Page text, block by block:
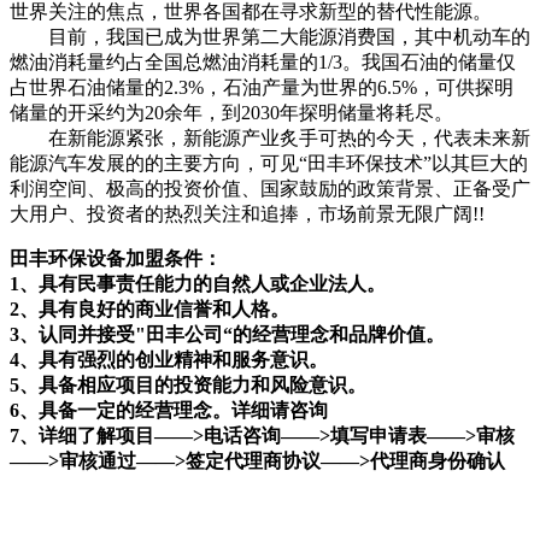
世界关注的焦点，世界各国都在寻求新型的替代性能源。
目前，我国已成为世界第二大能源消费国，其中机动车的
燃油消耗量约占全国总燃油消耗量的1/3。我国石油的储量仅
占世界石油储量的2.3%，石油产量为世界的6.5%，可供探明
储量的开采约为20余年，到2030年探明储量将耗尽。
在新能源紧张，新能源产业炙手可热的今天，代表未来新
能源汽车发展的的主要方向，可见“田丰环保技术”以其巨大的
利润空间、极高的投资价值、国家鼓励的政策背景、正备受广
大用户、投资者的热烈关注和追捧，市场前景无限广阔!!
田丰环保设备加盟条件：
1、具有民事责任能力的自然人或企业法人。
2、具有良好的商业信誉和人格。
3、认同并接受"田丰公司“的经营理念和品牌价值。
4、具有强烈的创业精神和服务意识。
5、具备相应项目的投资能力和风险意识。
6、具备一定的经营理念。详细请咨询
7、详细了解项目——>电话咨询——>填写申请表——>审核
——>审核通过——>签定代理商协议——>代理商身份确认